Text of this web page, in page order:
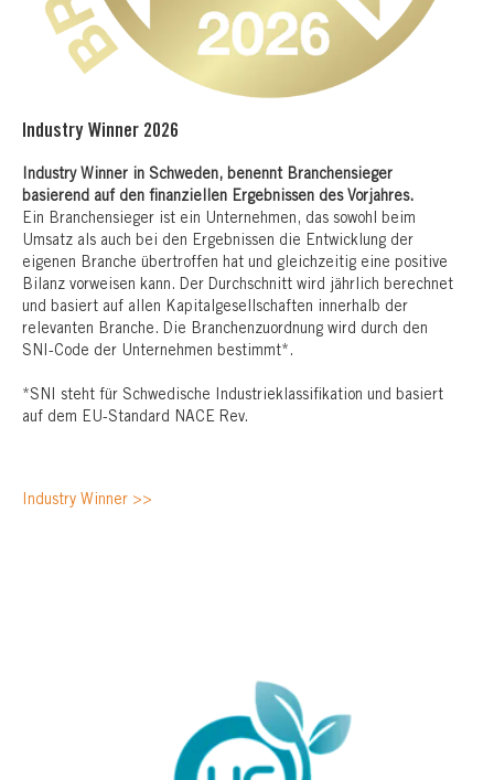
Industry Winner 2026
Industry Winner in Schweden, benennt Branchensieger
basierend auf den finanziellen Ergebnissen des Vorjahres.
Ein Branchensieger ist ein Unternehmen, das sowohl beim
Umsatz als auch bei den Ergebnissen die Entwicklung der
eigenen Branche übertroffen hat und gleichzeitig eine positive
Bilanz vorweisen kann. Der Durchschnitt wird jährlich berechnet
und basiert auf allen Kapitalgesellschaften innerhalb der
relevanten Branche. Die Branchenzuordnung wird durch den
SNI-Code der Unternehmen bestimmt*.
*SNI steht für Schwedische Industrieklassifikation und basiert
auf dem EU-Standard NACE Rev.
Industry Winner >>